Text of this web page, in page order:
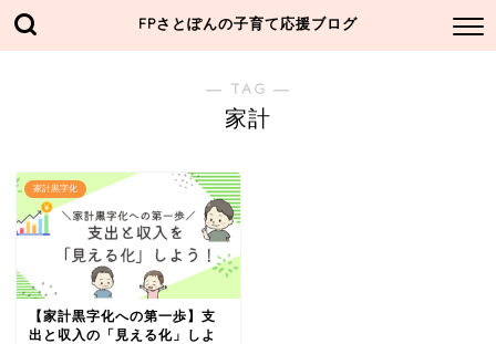
FPさとぽんの子育て応援ブログ
― TAG ―
家計
家計黒字化
【家計黒字化への第一歩】支
出と収入の「見える化」しよ